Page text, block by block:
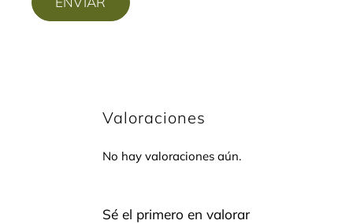
Valoraciones
No hay valoraciones aún.
Sé el primero en valorar